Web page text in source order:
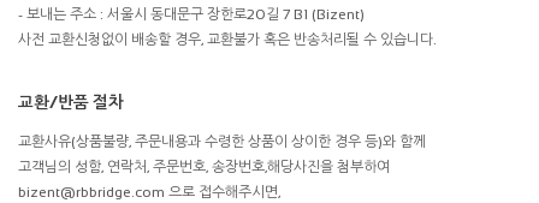
- 보내는 주소 : 서울시 동대문구 장한로20길 7 B1 (Bizent)
사전 교환신청없이 배송할 경우, 교환불가 혹은 반송처리될 수 있습니다.
교환/반품 절차
교환사유(상품불량, 주문내용과 수령한 상품이 상이한 경우 등)와 함께
고객님의 성함, 연락처, 주문번호, 송장번호,해당사진을 첨부하여
bizent@rbbridge.com 으로 접수해주시면,